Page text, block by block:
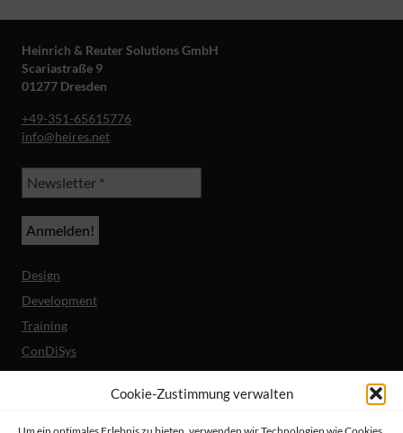
Cookie-Zustimmung verwalten
Heinrich & Reuter Solutions GmbH
Scariastraße 9
01277 Dresden
+49-351-65615776
info@heires.net
Design
Development
Training
ConDiSys
Barrierefreiheit
Mobile Lösungen